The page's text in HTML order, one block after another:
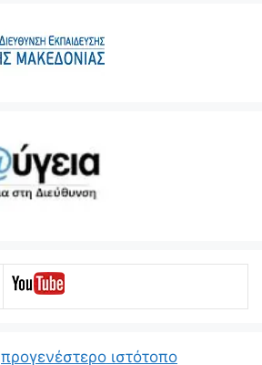
προγενέστερο ιστότοπο